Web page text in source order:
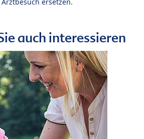
auch interessieren